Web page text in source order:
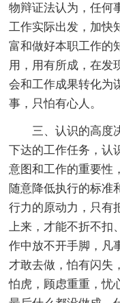
物辩证法认为，任何
工作实际出发，加快
富和做好本职工作的
用，用有所成，在发
会和工作成果转化为
事，只怕有心人。
三、认识的高度
下达的工作任务，认
意图和工作的重要性
随意降低执行的标准
行力的原动力，只有
上来，才能不折不
作中放不开手脚，凡
才敢去做，怕有闪失
怕虎，顾虑重重，忧